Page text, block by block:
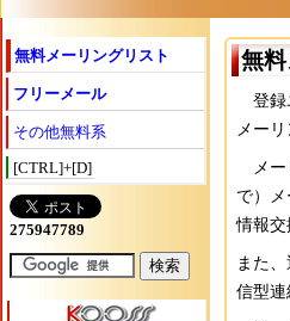
無料メーリングリスト
フリーメール
その他無料系
[CTRL]+[D]
無
登録
メー
メー
で）
情報交
また
信型